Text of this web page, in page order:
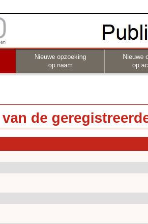
Nieuwe opzoeking
op naam
Nieuwe
op
de